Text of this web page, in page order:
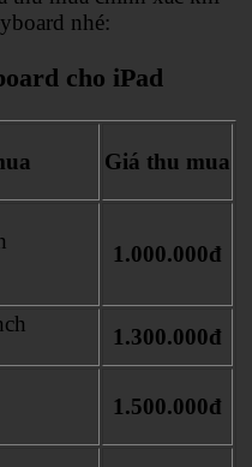
nhé:
cho iPad
Giá thu mua
1.000.000đ
1.300.000đ
1.500.000đ